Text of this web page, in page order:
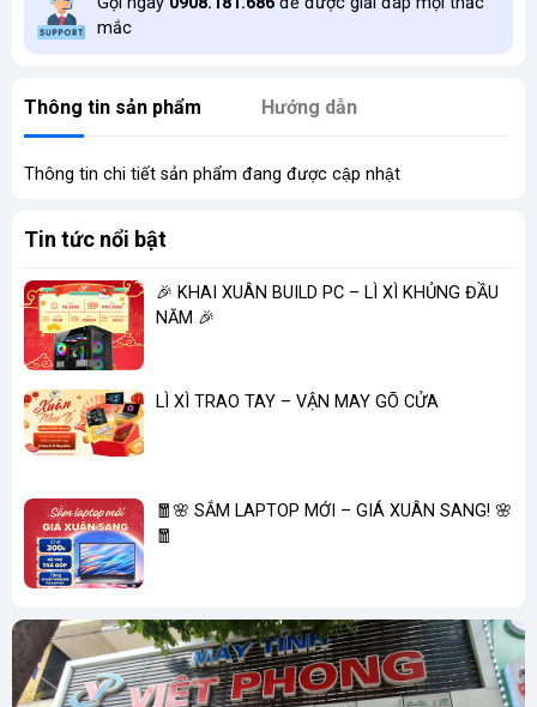
mắc
Thông tin sản phẩm Hướng dẫn
Thông tin chi tiết sản phẩm đang được cập nhật
Tin tức nổi bật
🎉 KHAI XUÂN BUILD PC – LÌ XÌ KHỦNG ĐẦU
NĂM 🎉
LÌ XÌ TRAO TAY – VẬN MAY GÕ CỬA
🧧🌸 SẮM LAPTOP MỚI – GIÁ XUÂN SANG! 🌸
🧧